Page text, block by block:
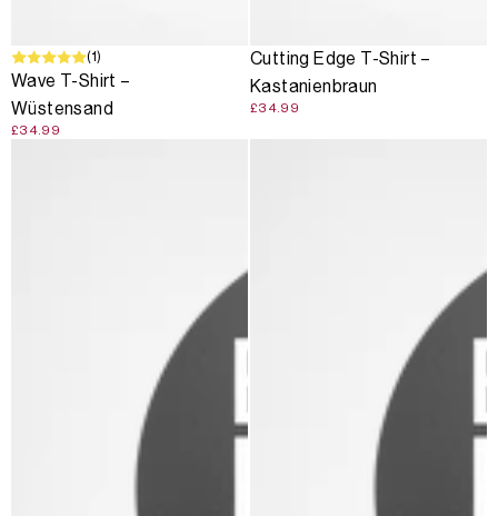
(1)
Wave T-Shirt –
Wüstensand
£34.99
Cutting Edge T-Shirt –
Kastanienbraun
£34.99